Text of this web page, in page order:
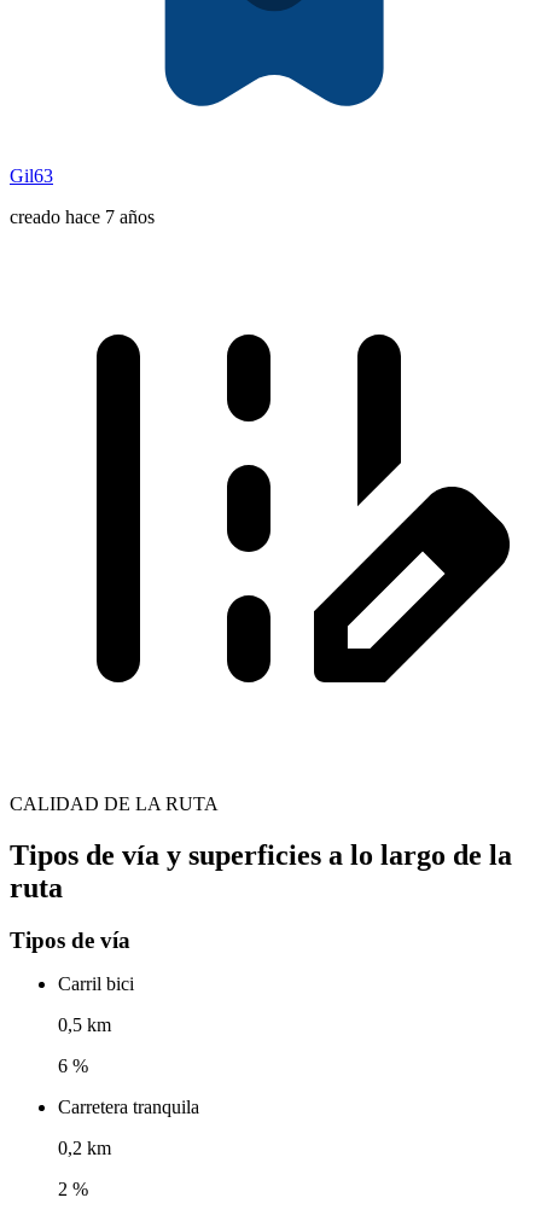
Gil63
creado hace 7 años
CALIDAD DE LA RUTA
Tipos de vía y superficies a lo largo de la
ruta
Tipos de vía
Carril bici
0,5 km
6 %
Carretera tranquila
0,2 km
2 %